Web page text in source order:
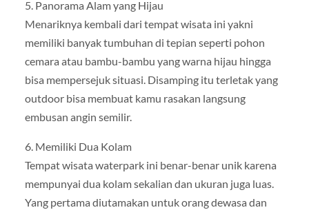
5. Panorama Alam yang Hijau
Menariknya kembali dari tempat wisata ini yakni
memiliki banyak tumbuhan di tepian seperti pohon
cemara atau bambu-bambu yang warna hijau hingga
bisa mempersejuk situasi. Disamping itu terletak yang
outdoor bisa membuat kamu rasakan langsung
embusan angin semilir.
6. Memiliki Dua Kolam
Tempat wisata waterpark ini benar-benar unik karena
mempunyai dua kolam sekalian dan ukuran juga luas.
Yang pertama diutamakan untuk orang dewasa dan